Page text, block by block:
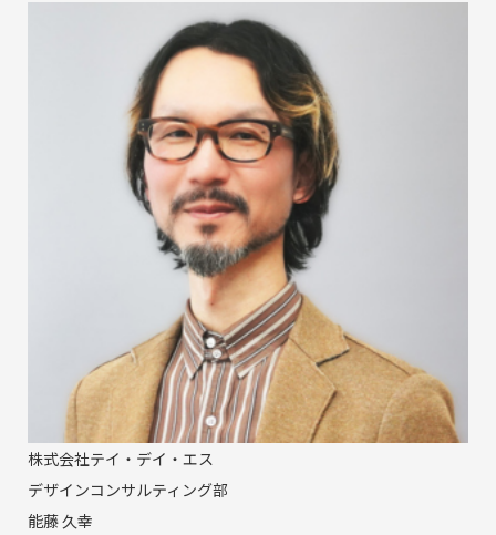
株式会社テイ・デイ・エス
デザインコンサルティング部
能藤 久幸